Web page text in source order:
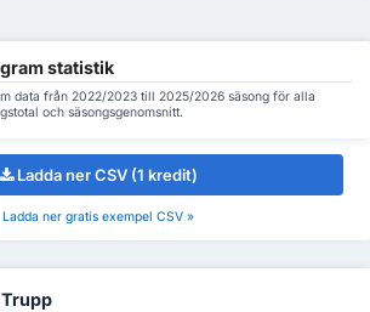
statistik
data från 2022/2023 till 2025/2026 säsong för alla
och säsongsgenomsnitt.
Ladda ner CSV (1 kredit)
Ladda ner gratis exempel CSV »